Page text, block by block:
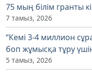
75 мың білім гранты
7 тамыз, 2026
“Кемі 3-4 миллион
боп жұмысқа тұру
5 тамыз, 2026